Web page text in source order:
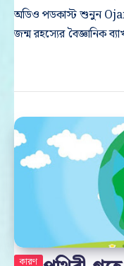
অডিও পডকাস্ট শুনুন
জন্ম রহস্যের বৈজ্ঞানিক
কারণ